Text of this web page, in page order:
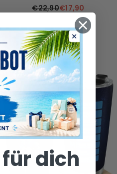
€22,90€17,90
für dich